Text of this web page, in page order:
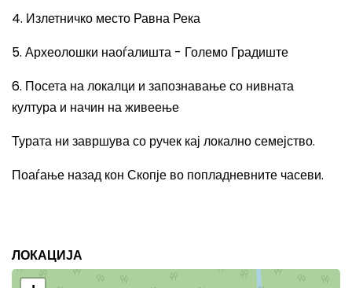
4. Излетничко место Равна Река
5. Археолошки наоѓалишта - Големо Градиште
6. Посета на локалци и запознавање со нивната
култура и начин на живеење
Турата ни завршува со ручек кај локално семејство.
Поаѓање назад кон Скопје во попладневните часеви.
ЛОКАЦИЈА